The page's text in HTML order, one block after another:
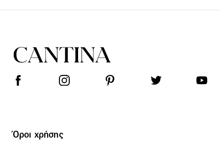
Όροι χρήσης